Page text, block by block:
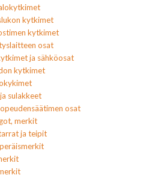
kytkimet
kytkimet
osat
ja sähköosat
kytkimet
sulakkeet
osat
merkit
ja teipit